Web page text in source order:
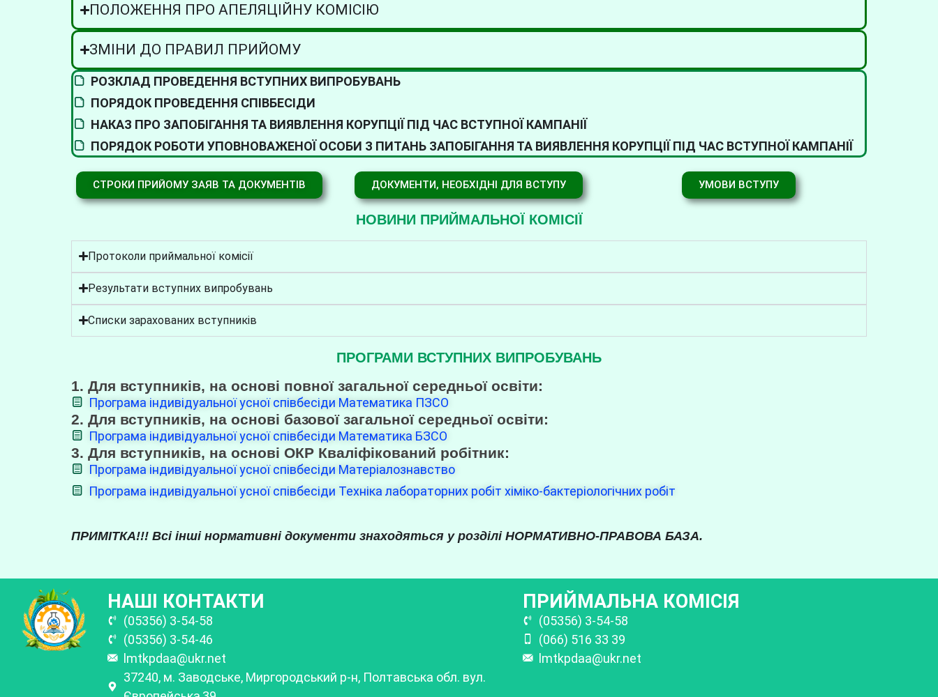
ПОЛОЖЕННЯ ПРО АПЕЛЯЦІЙНУ КОМІСІЮ
ЗМІНИ ДО ПРАВИЛ ПРИЙОМУ
РОЗКЛАД ПРОВЕДЕННЯ ВСТУПНИХ ВИПРОБУВАНЬ
ПОРЯДОК ПРОВЕДЕННЯ СПІВБЕСІДИ
НАКАЗ ПРО ЗАПОБІГАННЯ ТА ВИЯВЛЕННЯ КОРУПЦІЇ ПІД ЧАС ВСТУПНОЇ КАМПАНІЇ
ПОРЯДОК РОБОТИ УПОВНОВАЖЕНОЇ ОСОБИ З ПИТАНЬ ЗАПОБІГАННЯ ТА ВИЯВЛЕННЯ КОРУПЦІЇ ПІД ЧАС ВСТУПНОЇ КАМПАНІЇ
СТРОКИ ПРИЙОМУ ЗАЯВ ТА ДОКУМЕНТІВ ДОКУМЕНТИ, НЕОБХІДНІ ДЛЯ ВСТУПУ УМОВИ ВСТУПУ
НОВИНИ ПРИЙМАЛЬНОЇ КОМІСІЇ
Протоколи приймальної комісії
Результати вступних випробувань
Списки зарахованих вступників
ПРОГРАМИ ВСТУПНИХ ВИПРОБУВАНЬ
1. Для вступників, на основі повної загальної середньої освіти:
Програма індивідуальної усної співбесіди Математика ПЗСО
2. Для вступників, на основі базової загальної середньої освіти:
Програма індивідуальної усної співбесіди Математика БЗСО
3. Для вступників, на основі ОКР Кваліфікований робітник:
Програма індивідуальної усної співбесіди Матеріалознавство
Програма індивідуальної усної співбесіди Техніка лабораторних робіт хіміко-бактеріологічних робіт
ПРИМІТКА!!! Всі інші нормативні документи знаходяться у розділі НОРМАТИВНО-ПРАВОВА БАЗА.
НАШІ КОНТАКТИ
(05356) 3-54-58
(05356) 3-54-46
lmtkpdaa@ukr.net
37240, м. Заводське, Миргородський р-н, Полтавська обл. вул.
ПРИЙМАЛЬНА КОМІСІЯ
(05356) 3-54-58
(066) 516 33 39
lmtkpdaa@ukr.net